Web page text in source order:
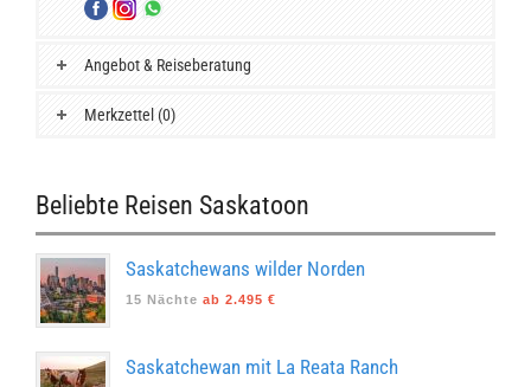
Angebot & Reiseberatung
Merkzettel (0)
Beliebte Reisen Saskatoon
Saskatchewans wilder Norden
15 Nächte ab 2.495 €
Saskatchewan mit La Reata Ranch